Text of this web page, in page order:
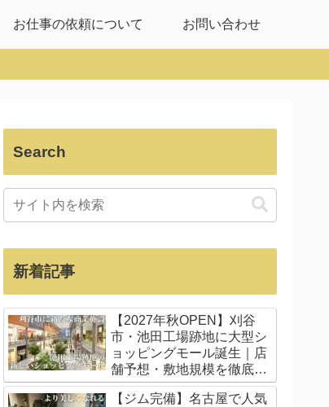
お仕事の依頼について お問い合わせ
Search
新着記事
【2027年秋OPEN】刈谷
市・池田工場跡地に大型シ
ョッピングモール誕生｜店
舗予想・敷地規模を徹底解
説
【ジム完備】名古屋で人気